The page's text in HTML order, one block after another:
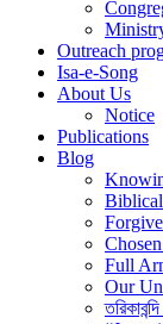
Outreach
Isa-e-Song
About Us
Notice
Publications
Blog
Biblical
Full
Our